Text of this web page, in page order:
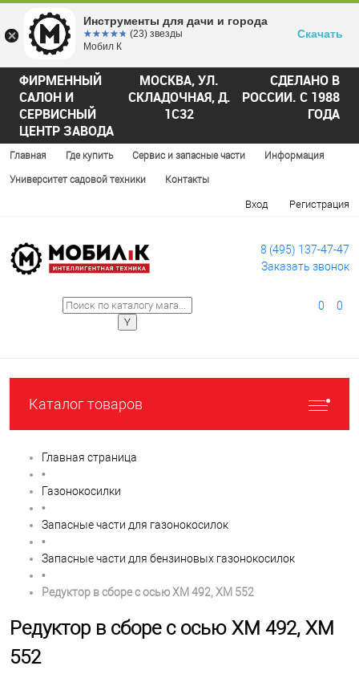
ФИРМЕННЫЙ
САЛОН И
СЕРВИСНЫЙ
ЦЕНТР ЗАВОДА
МОСКВА, УЛ.
СКЛАДОЧНАЯ, Д.
1С32
СДЕЛАНО В
РОССИИ. С 1988
ГОДА
Главная Где купить Сервис и запасные части Информация
Университет садовой техники Контакты
Вход Регистрация
8 (495) 137-47-47
Заказать звонок
0 0
Каталог товаров
Главная страница
•
Газонокосилки
•
Запасные части для газонокосилок
•
Запасные части для бензиновых газонокосилок
•
Редуктор в сборе с осью XM 492, XM 552
Редуктор в сборе с осью XM 492, XM
552
Инструменты для дачи и города
☆☆☆☆☆
★★★★★ (23) звезды
Мобил К
Скачать